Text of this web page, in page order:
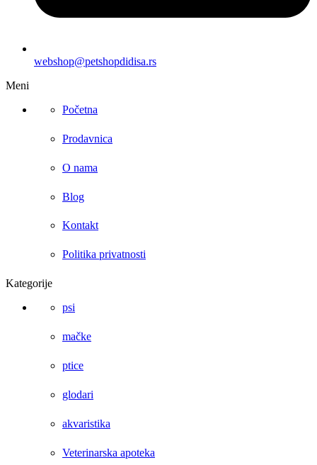
webshop@petshopdidisa.rs
Meni
Početna
Prodavnica
O nama
Blog
Kontakt
Politika privatnosti
Kategorije
psi
mačke
ptice
glodari
akvaristika
Veterinarska apoteka